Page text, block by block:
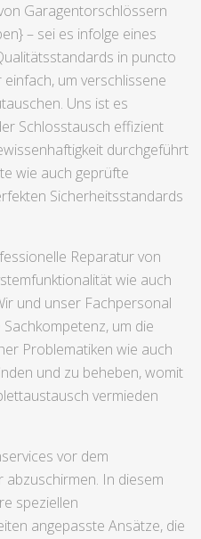
Garagentorschlössern
– sei es infolge eines
in puncto
um verschlissene
Uns ist es
Schlosstausch effizient
durchgeführt
wie auch geprüfte
Sicherheitsstandards
Reparatur von
wie auch
und unser Fachpersonal
um die
Problematiken wie auch
und zu beheben, womit
vermieden
vor dem
In diesem
speziellen
angepasste Ansätze, die